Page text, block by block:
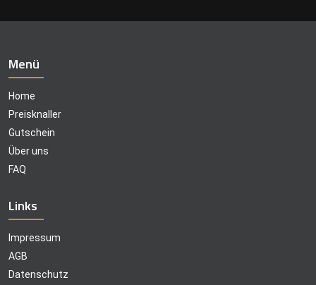
Menü
Home
Preisknaller
Gutschein
Über uns
FAQ
Links
Impressum
AGB
Datenschutz